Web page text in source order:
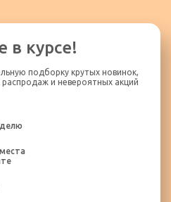
в курсе!
подборку крутых новинок,
и невероятных акций